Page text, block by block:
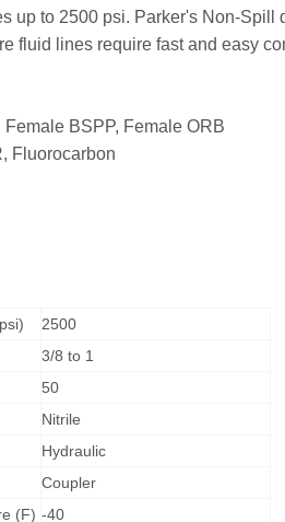
up to 2500 psi. Parker's Non-
fluid lines require fast and easy
BSPP, Female ORB
Fluorocarbon
2500
3/8 to 1
50
Nitrile
Hydraulic
Coupler
(F) -40